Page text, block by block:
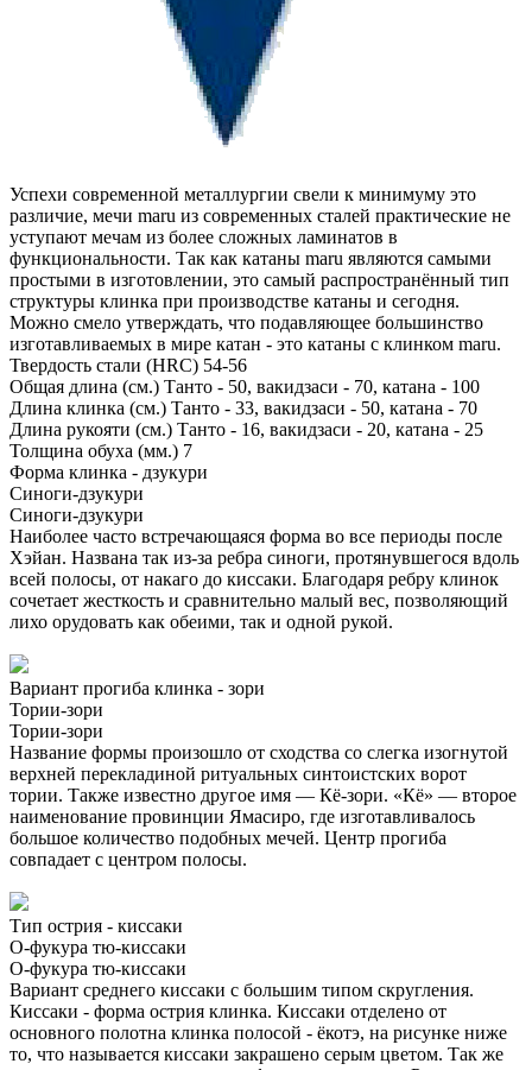
Успехи современной металлургии свели к минимуму это
различие, мечи maru из современных сталей практические не
уступают мечам из более сложных ламинатов в
функциональности. Так как катаны maru являются самыми
простыми в изготовлении, это самый распространённый тип
структуры клинка при производстве катаны и сегодня.
Можно смело утверждать, что подавляющее большинство
изготавливаемых в мире катан - это катаны с клинком maru.
Твердость стали (HRC) 54-56
Общая длина (см.) Танто - 50, вакидзаси - 70, катана - 100
Длина клинка (см.) Танто - 33, вакидзаси - 50, катана - 70
Длина рукояти (см.) Танто - 16, вакидзаси - 20, катана - 25
Толщина обуха (мм.) 7
Форма клинка - дзукури
Синоги-дзукури
Синоги-дзукури
Наиболее часто встречающаяся форма во все периоды после
Хэйан. Названа так из-за ребра синоги, протянувшегося вдоль
всей полосы, от накаго до киссаки. Благодаря ребру клинок
сочетает жесткость и сравнительно малый вес, позволяющий
лихо орудовать как обеими, так и одной рукой.
Вариант прогиба клинка - зори
Тории-зори
Тории-зори
Название формы произошло от сходства со слегка изогнутой
верхней перекладиной ритуальных синтоистских ворот
тории. Также известно другое имя — Кё-зори. «Кё» — второе
наименование провинции Ямасиро, где изготавливалось
большое количество подобных мечей. Центр прогиба
совпадает с центром полосы.
Тип острия - киссаки
О-фукура тю-киссаки
О-фукура тю-киссаки
Вариант среднего киссаки с большим типом скругления.
Киссаки - форма острия клинка. Киссаки отделено от
основного полотна клинка полосой - ёкотэ, на рисунке ниже
то, что называется киссаки закрашено серым цветом. Так же